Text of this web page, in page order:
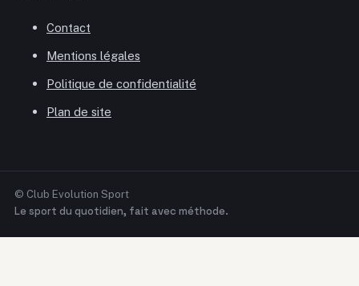
Contact
Mentions légales
Politique de confidentialité
Plan de site
© Club Evolution Sport
Le sport du quotidien, fait avec méthode.